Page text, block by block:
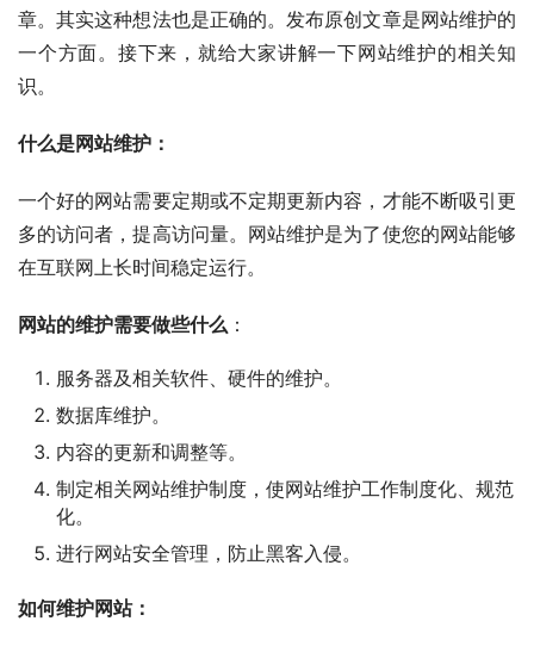
章。其实这种想法也是正确的。发布原创文章是网站维护的
一个方面。接下来，就给大家讲解一下网站维护的相关知
识。
什么是网站维护：
一个好的网站需要定期或不定期更新内容，才能不断吸引更
多的访问者，提高访问量。网站维护是为了使您的网站能够
在互联网上长时间稳定运行。
网站的维护需要做些什么 ：
服务器及相关软件、硬件的维护。
数据库维护。
内容的更新和调整等。
制定相关网站维护制度，使网站维护工作制度化、规范
化。
进行网站安全管理，防止黑客入侵。
如何维护网站：